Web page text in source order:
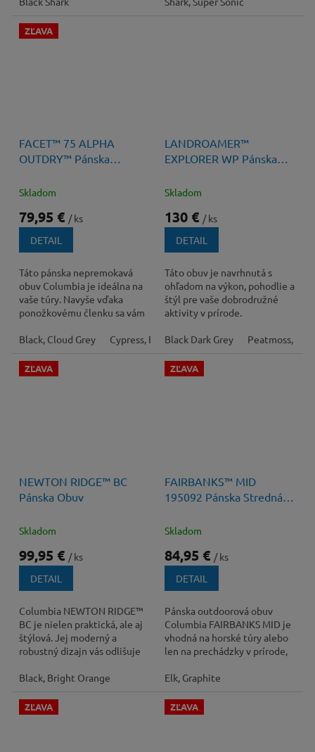
ZĽAVA
FACET™ 75 ALPHA
OUTDRY™ Pánska
Skladom
79,95 € / ks
DETAIL
Táto pánska nepremokavá
obuv Columbia je ideálna na
vaše túry. Navyše vďaka
ponožkovému členku sa vám
špina z...
Black, Cloud Grey Cypress, Black
LANDROAMER™
EXPLORER WP Pánska
Skladom
130 € / ks
DETAIL
Táto obuv je navrhnutá s
ohľadom na výkon, pohodlie a
štýl pre vaše dobrodružné
aktivity v prírode.
Black Dark Grey Peatmoss,
ZĽAVA
NEWTON RIDGE™ BC
Pánska Obuv
Skladom
99,95 € / ks
DETAIL
Columbia NEWTON RIDGE™
BC je nielen praktická, ale aj
štýlová. Jej moderný a
robustný dizajn vás odlišuje
sebavedomie pri...
Black, Bright Orange
ZĽAVA
FAIRBANKS™ MID
195092 Pánska Stredná
Skladom
84,95 € / ks
DETAIL
Pánska outdoorová obuv
Columbia FAIRBANKS MID je
vhodná na horské túry alebo
len na prechádzky v prírode,
ochranu....
Elk, Graphite
ZĽAVA ZĽAVA